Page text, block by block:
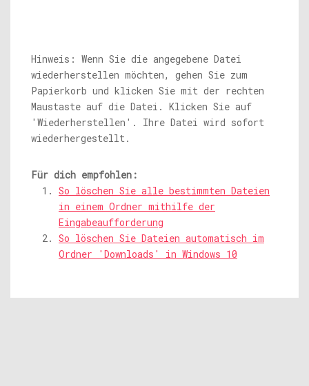
Hinweis: Wenn Sie die angegebene Datei
wiederherstellen möchten, gehen Sie zum
Papierkorb und klicken Sie mit der rechten
Maustaste auf die Datei. Klicken Sie auf
'Wiederherstellen'. Ihre Datei wird sofort
wiederhergestellt.
Für dich empfohlen:
So löschen Sie alle bestimmten Dateien
in einem Ordner mithilfe der
Eingabeaufforderung
So löschen Sie Dateien automatisch im
Ordner 'Downloads' in Windows 10